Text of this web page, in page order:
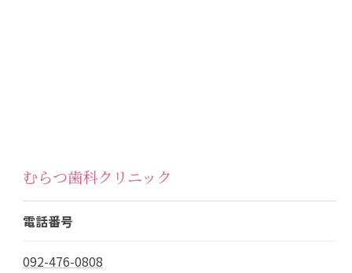
むらつ歯科クリニック
電話番号
092-476-0808